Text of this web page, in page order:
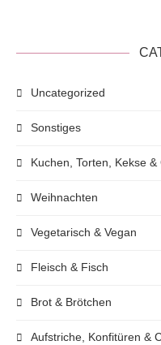
Uncategorized
Sonstiges
Kuchen, Torten, Kekse &
Weihnachten
Vegetarisch & Vegan
Fleisch & Fisch
Brot & Brötchen
Aufstriche, Konfitüren &